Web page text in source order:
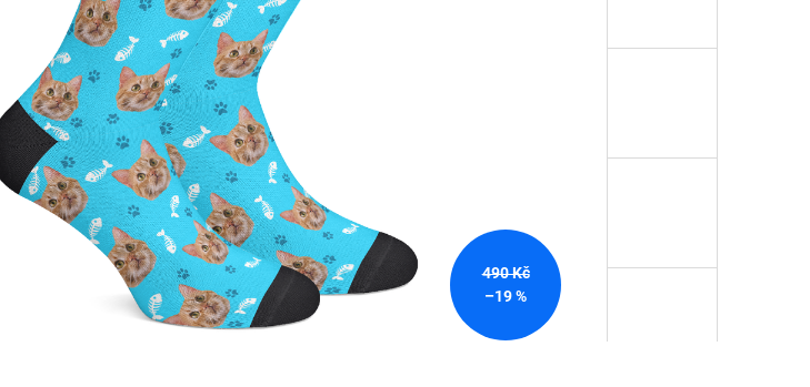
490 Kč
–19 %